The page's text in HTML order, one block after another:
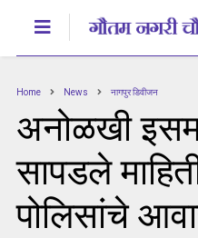
Home News नागपुर डिवीजन
अनोळखी
सापडले
पोलिसांचे